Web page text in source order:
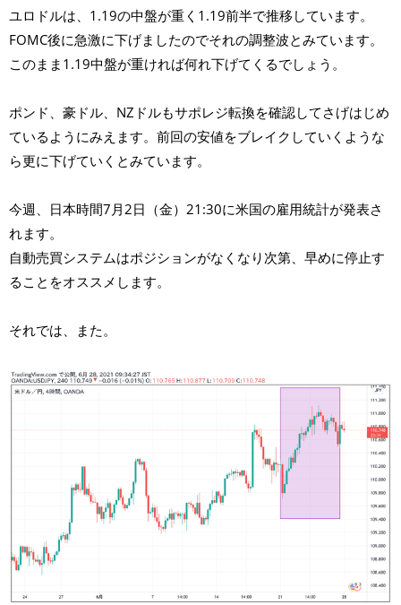
ユロドルは、1.19の中盤が重く1.19前半で推移しています。
FOMC後に急激に下げましたのでそれの調整波とみています。
このまま1.19中盤が重ければ何れ下げてくるでしょう。
ポンド、豪ドル、NZドルもサポレジ転換を確認してさげはじめ
ているようにみえます。前回の安値をブレイクしていくような
ら更に下げていくとみています。
今週、日本時間7月2日（金）21:30に米国の雇用統計が発表さ
れます。
自動売買システムはポジションがなくなり次第、早めに停止す
ることをオススメします。
それでは、また。